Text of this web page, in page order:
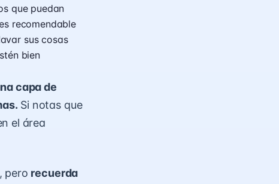
que puedan
recomendable
sus cosas
bien
capa de
Si notas que
el área
pero recuerda